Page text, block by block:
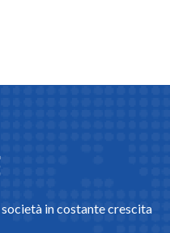
in costante crescita